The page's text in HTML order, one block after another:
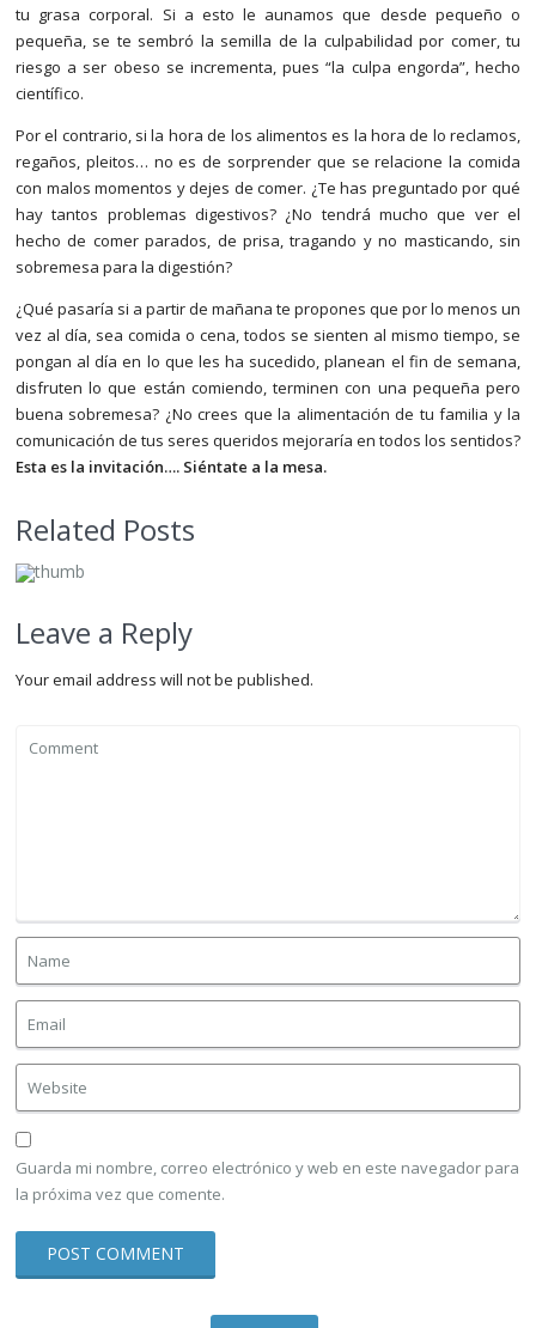
tu grasa corporal. Si a esto le aunamos que desde pequeño o
pequeña, se te sembró la semilla de la culpabilidad por comer, tu
riesgo a ser obeso se incrementa, pues “la culpa engorda”, hecho
científico.
Por el contrario, si la hora de los alimentos es la hora de lo reclamos,
regaños, pleitos… no es de sorprender que se relacione la comida
con malos momentos y dejes de comer. ¿Te has preguntado por qué
hay tantos problemas digestivos? ¿No tendrá mucho que ver el
hecho de comer parados, de prisa, tragando y no masticando, sin
sobremesa para la digestión?
¿Qué pasaría si a partir de mañana te propones que por lo menos un
vez al día, sea comida o cena, todos se sienten al mismo tiempo, se
pongan al día en lo que les ha sucedido, planean el fin de semana,
disfruten lo que están comiendo, terminen con una pequeña pero
buena sobremesa? ¿No crees que la alimentación de tu familia y la
comunicación de tus seres queridos mejoraría en todos los sentidos?
Esta es la invitación…. Siéntate a la mesa.
Related Posts
Leave a Reply
Your email address will not be published.
Guarda mi nombre, correo electrónico y web en este navegador para
la próxima vez que comente.